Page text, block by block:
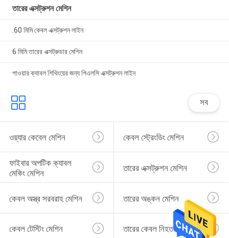
তারের এক্সট্রুশন মেশিন
.60 মিমি কেবল এক্সট্রুশন লাইন
6 মিমি তারের এক্সট্রুডার মেশিন
পাওয়ার ক্যাবল শিথিংয়ের জন্য পিএলসি এক্সট্রুশন লাইন
সব
ওয়্যার কেবেল মেশিন কেবল স্ট্রেংডিং মেশিন
ফাইবার অপটিক ক্যাবল
মেকিং মেশিন
তারের এক্সট্রুশন মেশিন
কেবল অস্ত্র সরবরাহ মেশিন তারের অঙ্কন মেশিন
কেবল টেস্টিং মেশিন তারের কেবল নিহত